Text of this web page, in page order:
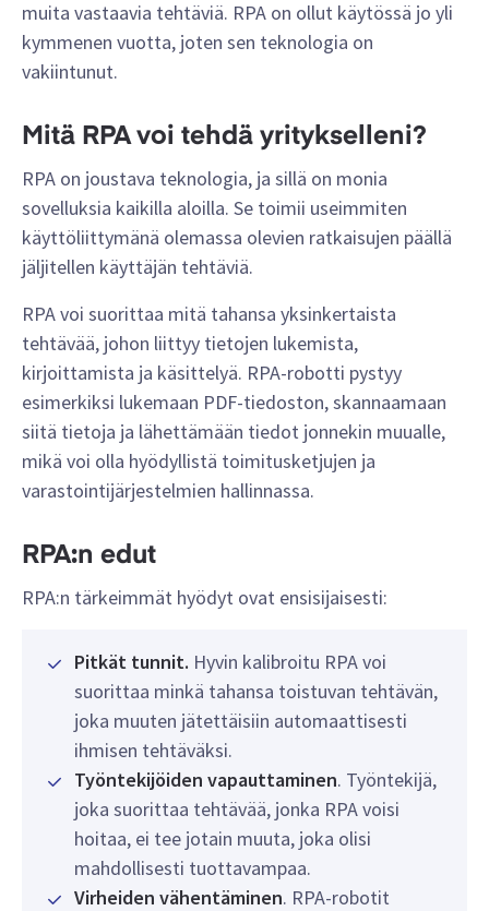
muita vastaavia tehtäviä. RPA on ollut käytössä jo yli
kymmenen vuotta, joten sen teknologia on
vakiintunut.
Mitä RPA voi tehdä yritykselleni?
RPA on joustava teknologia, ja sillä on monia
sovelluksia kaikilla aloilla. Se toimii useimmiten
käyttöliittymänä olemassa olevien ratkaisujen päällä
jäljitellen käyttäjän tehtäviä.
RPA voi suorittaa mitä tahansa yksinkertaista
tehtävää, johon liittyy tietojen lukemista,
kirjoittamista ja käsittelyä. RPA-robotti pystyy
esimerkiksi lukemaan PDF-tiedoston, skannaamaan
siitä tietoja ja lähettämään tiedot jonnekin muualle,
mikä voi olla hyödyllistä toimitusketjujen ja
varastointijärjestelmien hallinnassa.
RPA:n edut
RPA:n tärkeimmät hyödyt ovat ensisijaisesti:
Pitkät tunnit. Hyvin kalibroitu RPA voi
suorittaa minkä tahansa toistuvan tehtävän,
joka muuten jätettäisiin automaattisesti
ihmisen tehtäväksi.
Työntekijöiden vapauttaminen. Työntekijä,
joka suorittaa tehtävää, jonka RPA voisi
hoitaa, ei tee jotain muuta, joka olisi
mahdollisesti tuottavampaa.
Virheiden vähentäminen. RPA-robotit